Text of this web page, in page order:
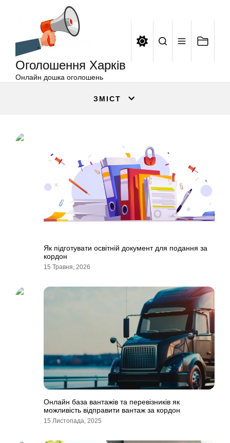
Оголошення Харків
Онлайн дошка оголошень
ЗМІСТ
Як підготувати освітній документ для подання за
кордон
15 Травня, 2026
Онлайн база вантажів та перевізників як
можливість відправити вантаж за кордон
15 Листопада, 2025